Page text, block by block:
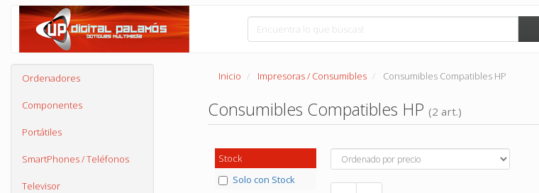
Ordenadores
Componentes
Portátiles
SmartPhones / Teléfonos
Televisor
Inicio Impresoras / Consumibles Consumibles Compatibles HP
Consumibles Compatibles HP (2 art.)
Stock
Solo con Stock